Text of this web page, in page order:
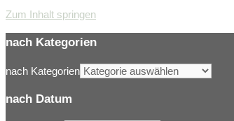
Zum Inhalt springen
nach Kategorien
nach Kategorien
nach Datum